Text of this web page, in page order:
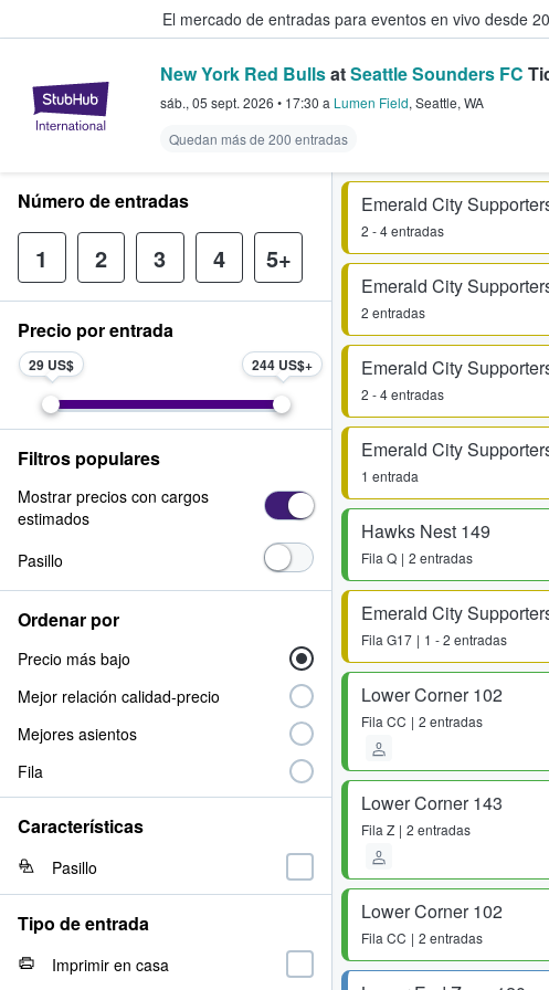
El mercado de entradas para eventos en vivo desde
StubHub: compra y venta de
New York Red BullsatSeattle Sounders FC
sáb., 05 sept. 2026 • 17:30 a Lumen Field, Seattle, WA
Quedan más de 200 entradas
2 - 4 entradas
2 entradas
2 - 4 entradas
1 entrada
Hawks Nest 149
Fila Q 2 entradas
Fila G17 1 - 2 entradas
Lower Corner 102
Fila CC 2 entradas
Lower Corner 143
Fila Z 2 entradas
Lower Corner 102
Fila CC 2 entradas
Número de entradas
1 2 3 4 5+
Precio por entrada
29 US$ 244 US$
Filtros populares
Mostrar precios con cargos
estimados
Pasillo
Ordenar por
Precio más bajo
Mejor relación calidad-precio
Mejores asientos
Fila
Características
Pasillo
Tipo de entrada
Imprimir en casa